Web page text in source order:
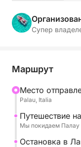
для доступа к
позволит вам
уникальные
Динамичный, но
отдых, идеально
насладиться
неторопливом
Супер
Маршрут
Mесто
Palau, Italia
Путешествие
Мы покидаем Палау
Остановка в